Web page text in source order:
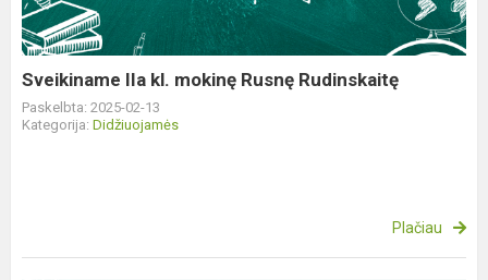
Rudinskaitę
Sveikiname IIa kl. mokinę Rusnę Rudinskaitę
Paskelbta: 2025-02-13
Kategorija: Didžiuojamės
Plačiau